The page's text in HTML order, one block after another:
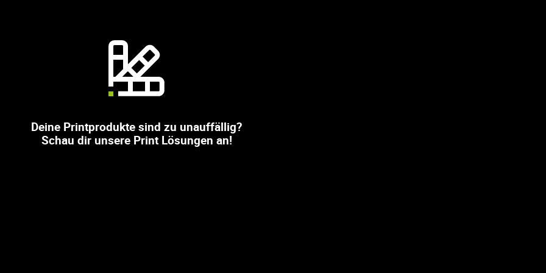
Deine Printprodukte sind zu unauffällig?
Schau dir unsere Print Lösungen an!